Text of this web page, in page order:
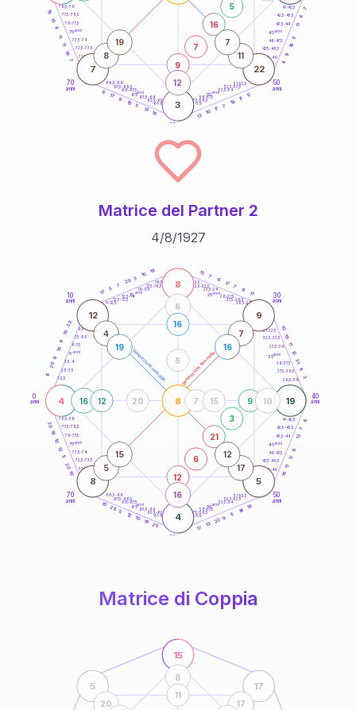
50
anni
60
70
anni
41-42,5
42,5-43,5
43,5-44
46-47,5
47,5-48,5
48,5-49
51-52,5
52,5-53,5
53,5-54
56-57,5
57,5-58,5
58,5-59
61-62,5
62,5-63,5
63,5-64
66-67,5
67,5-68,5
68,5-69
71-72,5
72,5-73,5
73,5-74
76-77,5
77,5-78,5
78,5-79 7
6
11
5
14
9
4
6
11
18
7
17
10
13
16
13
5
10
9
17
6
7
18
11
11
8
15
19
3
7 22
9
7
16
5
12
8
19
11
7
45anni
55anni
65anni
75anni
Matrice del Partner 2
4/8/1927
generazione maschile generazione femminile
0
anni
10
anni
30
anni
40
anni
50
anni
60
70
anni
1-2,5
2,5-3,5
3,5-4
6-7,5
7,5-8,5
8,5-9
11-12,5
12,5-13,5
13,5-14
16-17,5
17,5-18,5
18,5-19 21-22,5
22,5-23,5
23,5-24
26-27,5
27,5-28,5
28,5-29
31-32,5
32,5-33,5
33,5-34
36-37,5
37,5-38,5
38,5-39
41-42,5
42,5-43,5
43,5-44
46-47,5
47,5-48,5
48,5-49
51-52,5
52,5-53,5
53,5-54
56-57,5
57,5-58,5
58,5-59
61-62,5
62,5-63,5
63,5-64
66-67,5
67,5-68,5
68,5-69
71-72,5
72,5-73,5
73,5-74
76-77,5
77,5-78,5
78,5-79
6
20
9
16
8
10
22
17
5
7
20 3
10
18 15
7
6
17
7
8
17
10
19
11
10
21
11
3
8
7
13
6
17
11
16
19
14
5
9
22
13
17
20
16
10
12
5
20
10
10
20
5
12
10
16
20
4
8
19
4
8
12 9
8 5
12
6
21
3
9
16
6
10
16
12
16
7 15
20
6
4
19
7
16
5
15
17
12
5anni
15 anni 25anni
35anni
45anni
55anni
65anni
75anni
Matrice di Coppia
15
5 17
8
11
20 17